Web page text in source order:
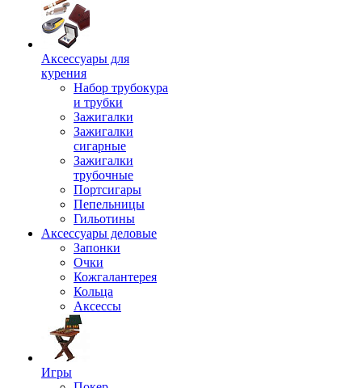
Аксессуары для
курения
Набор трубокура
и трубки
Зажигалки
Зажигалки
сигарные
Зажигалки
трубочные
Портсигары
Пепельницы
Гильотины
Аксессуары деловые
Запонки
Очки
Кожгалантерея
Кольца
Аксессы
Игры